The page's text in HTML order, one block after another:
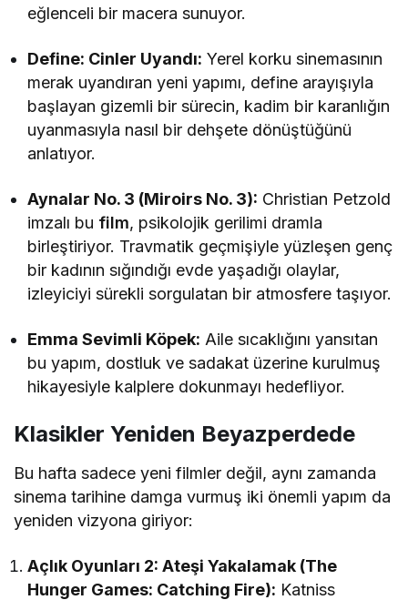
eğlenceli bir macera sunuyor.
Define: Cinler Uyandı: Yerel korku sinemasının
merak uyandıran yeni yapımı, define arayışıyla
başlayan gizemli bir sürecin, kadim bir karanlığın
uyanmasıyla nasıl bir dehşete dönüştüğünü
anlatıyor.
Aynalar No. 3 (Miroirs No. 3): Christian Petzold
imzalı bu film, psikolojik gerilimi dramla
birleştiriyor. Travmatik geçmişiyle yüzleşen genç
bir kadının sığındığı evde yaşadığı olaylar,
izleyiciyi sürekli sorgulatan bir atmosfere taşıyor.
Emma Sevimli Köpek: Aile sıcaklığını yansıtan
bu yapım, dostluk ve sadakat üzerine kurulmuş
hikayesiyle kalplere dokunmayı hedefliyor.
Klasikler Yeniden Beyazperdede
Bu hafta sadece yeni filmler değil, aynı zamanda
sinema tarihine damga vurmuş iki önemli yapım da
yeniden vizyona giriyor:
Açlık Oyunları 2: Ateşi Yakalamak (The
Hunger Games: Catching Fire): Katniss